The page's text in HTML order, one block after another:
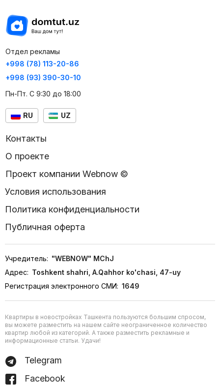
Отдел рекламы
+998 (78) 113-20-86
+998 (93) 390-30-10
Пн-Пт. С 9:30 до 18:00
RU UZ
Контакты
О проекте
Проект компании Webnow ©
Условия использования
Политика конфиденциальности
Публичная оферта
Учредитель: "WEBNOW" MChJ
Адрес: Toshkent shahri, A.Qahhor ko'chasi, 47-uy
Регистрация электронного СМИ: 1649
Квартиры в новостройках Ташкента пользуются большим спросом,
вы можете разместить на нашем сайте неограниченное количество
квартир любой из категорий. А также разместить рекламные и
информационные статьи. Удачи!
Telegram
Facebook